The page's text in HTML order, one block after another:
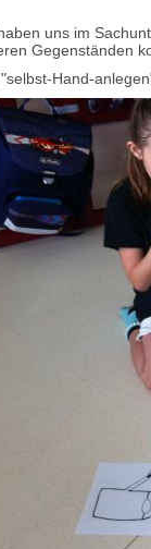
uns im
Gegenständen
Hand-